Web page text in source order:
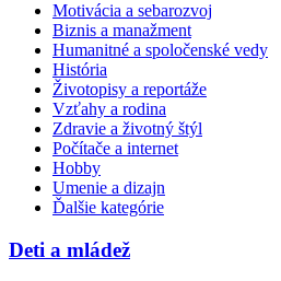
Motivácia a sebarozvoj
Biznis a manažment
Humanitné a spoločenské vedy
História
Životopisy a reportáže
Vzťahy a rodina
Zdravie a životný štýl
Počítače a internet
Hobby
Umenie a dizajn
Ďalšie kategórie
Deti a mládež